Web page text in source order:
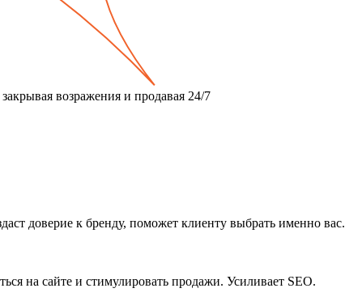
возражения и продавая 24/7
доверие к бренду, поможет клиенту выбрать именно вас.
на сайте и стимулировать продажи. Усиливает SEO.